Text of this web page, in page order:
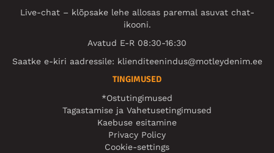
Live-chat – klõpsake lehe allosas paremal asuvat chat-
ikooni.
Avatud E-R 08:30-16:30
Saatke e-kiri aadressile: klienditeenindus@motleydenim.ee
TINGIMUSED
*Ostutingimused
Tagastamise ja Vahetusetingimused
Kaebuse esitamine
Privacy Policy
Cookie-settings